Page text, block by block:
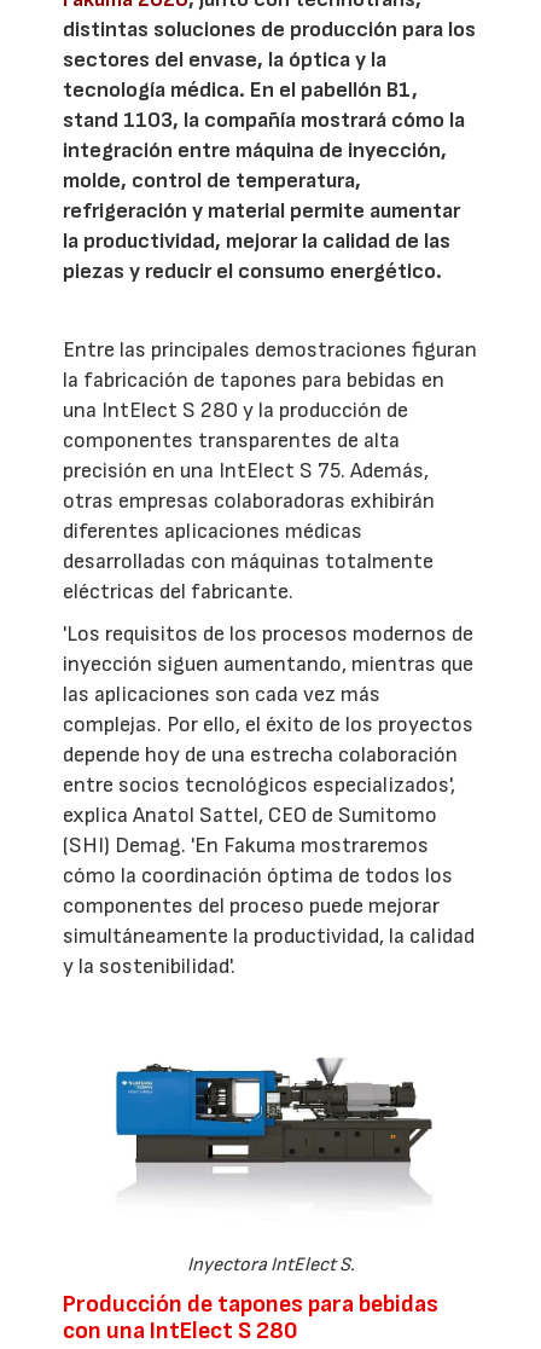
distintas soluciones de producción para los
sectores del envase, la óptica y la
tecnología médica. En el pabellón B1,
stand 1103, la compañía mostrará cómo la
integración entre máquina de inyección,
molde, control de temperatura,
refrigeración y material permite aumentar
la productividad, mejorar la calidad de las
piezas y reducir el consumo energético.
Entre las principales demostraciones figuran
la fabricación de tapones para bebidas en
una IntElect S 280 y la producción de
componentes transparentes de alta
precisión en una IntElect S 75. Además,
otras empresas colaboradoras exhibirán
diferentes aplicaciones médicas
desarrolladas con máquinas totalmente
eléctricas del fabricante.
'Los requisitos de los procesos modernos de
inyección siguen aumentando, mientras que
las aplicaciones son cada vez más
complejas. Por ello, el éxito de los proyectos
depende hoy de una estrecha colaboración
entre socios tecnológicos especializados',
explica Anatol Sattel, CEO de Sumitomo
(SHI) Demag. 'En Fakuma mostraremos
cómo la coordinación óptima de todos los
componentes del proceso puede mejorar
simultáneamente la productividad, la calidad
y la sostenibilidad'.
Inyectora IntElect S.
Producción de tapones para bebidas
con una IntElect S 280